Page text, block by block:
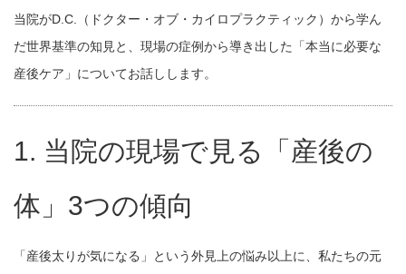
当院がD.C.（ドクター・オブ・カイロプラクティック）から学ん
だ世界基準の知見と、現場の症例から導き出した「本当に必要な
産後ケア」についてお話しします。
1. 当院の現場で見る「産後の
体」3つの傾向
「産後太りが気になる」という外見上の悩み以上に、私たちの元